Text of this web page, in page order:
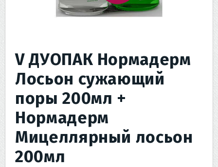
V ДУОПАК Нормадерм
Лосьон сужающий
поры 200мл +
Нормадерм
Мицеллярный лосьон
200мл